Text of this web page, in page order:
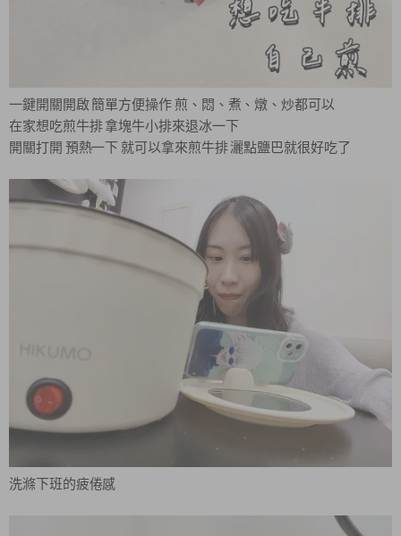
一鍵開關開啟 簡單方便操作 煎、悶、煮、燉、炒都可以
在家想吃煎牛排 拿塊牛小排來退冰一下
開關打開 預熱一下 就可以拿來煎牛排 灑點鹽巴就很好吃了
洗滌下班的疲倦感